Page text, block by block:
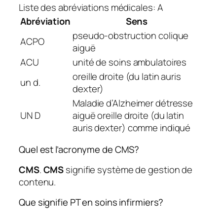
Liste des abréviations médicales: A
Abréviation
Sens
ACPO
pseudo-obstruction colique
aiguë
ACU
unité de soins ambulatoires
un d.
oreille droite (du latin auris
dexter)
UN D
Maladie d’Alzheimer détresse
aiguë oreille droite (du latin
auris dexter) comme indiqué
Quel est l’acronyme de CMS?
CMS.CMSsignifie système de gestion de
contenu.
Que signifie PT en soins infirmiers?